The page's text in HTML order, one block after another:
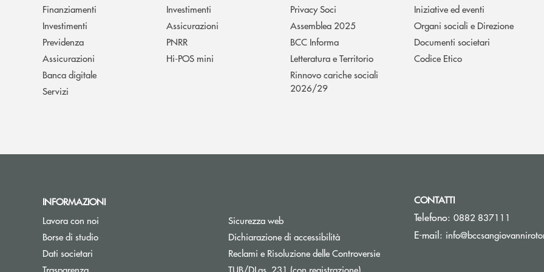
Finanziamenti
Investimenti
Previdenza
Assicurazioni
Banca digitale
Servizi
Investimenti
Assicurazioni
PNRR
Hi-POS mini
Privacy Soci
Assemblea 2025
BCC Informa
Letteratura e Territorio
Rinnovo cariche sociali
2026/29
Iniziative ed eventi
Organi sociali e Direzione
Documenti societari
Codice Etico
INFORMAZIONI
Lavora con noi
Borse di studioApre una nuova finestra
Dati societari
Trasparenza
Sicurezza web
Dichiarazione di accessibilità
Reclami e Risoluzione delle Controversie
TUB/DLgs. 231 (con registrazione)
CONTATTI
Telefono: 0882 837111
E-mail: